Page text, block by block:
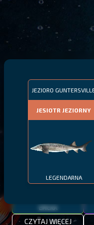
JEZIORO
JESIOTR JEZIORNY
LEGENDARNA
FILTRY
MALAWI
PYSZCZAK ZACHODNI
EPICKA
CZYTAJ WIĘCEJ